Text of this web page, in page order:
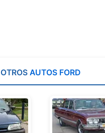
OTROS AUTOS FORD